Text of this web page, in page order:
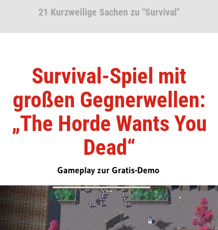
21 Kurzweilige Sachen zu "Survival"
Survival-Spiel mit
großen Gegnerwellen:
„The Horde Wants You
Dead“
Gameplay zur Gratis-Demo